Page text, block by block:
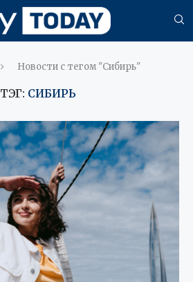
Новости с тегом "Сибирь"
ТЭГ: СИБИРЬ